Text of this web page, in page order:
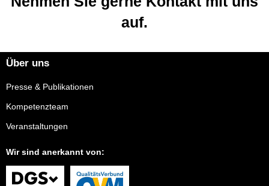
auf.
Über uns
Presse & Publikationen
Kompetenzteam
Veranstaltungen
Wir sind anerkannt von: